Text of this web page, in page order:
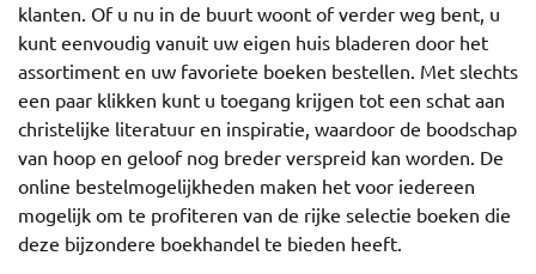
klanten. Of u nu in de buurt woont of verder weg bent, u
kunt eenvoudig vanuit uw eigen huis bladeren door het
assortiment en uw favoriete boeken bestellen. Met slechts
een paar klikken kunt u toegang krijgen tot een schat aan
christelijke literatuur en inspiratie, waardoor de boodschap
van hoop en geloof nog breder verspreid kan worden. De
online bestelmogelijkheden maken het voor iedereen
mogelijk om te profiteren van de rijke selectie boeken die
deze bijzondere boekhandel te bieden heeft.